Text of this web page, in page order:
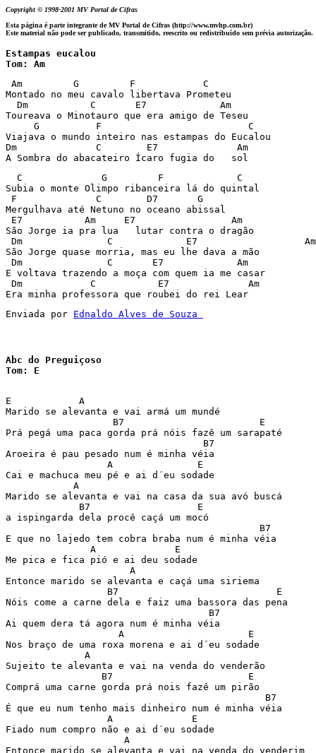
Copyright © 1998-2001 MV Portal de Cifras
Esta página é parte integrante de MV Portal de Cifras (http://www.mvhp.com.br)
Este material não pode ser publicado, transmitido, reescrito ou redistribuído sem prévia autorização.
Estampas eucalou
Tom: Am
Am         G         F            C
Montado no meu cavalo libertava Prometeu
  Dm           C       E7             Am
Toureava o Minotauro que era amigo de Teseu
     G          F                          C
Viajava o mundo inteiro nas estampas do Eucalou
Dm              C        E7              Am
A Sombra do abacateiro Ícaro fugia do   sol
  C              G         F             C
Subia o monte Olimpo ribanceira lá do quintal
F              C        D7       G
Mergulhava até Netuno no oceano abissal
E7           Am     E7                 Am
São Jorge ia pra lua   lutar contra o dragão
Dm               C             E7
São Jorge quase morria, mas eu lhe dava a mão
Dm               C       E7             Am
E voltava trazendo a moça com quem ia me casar
Dm            C           E7              Am
Era minha professora que roubei do rei Lear
Enviada por Ednaldo Alves de Souza
Abc do Preguiçoso
Tom: E
E            A
Marido se alevanta e vai armá um mundé
                   B7                        E
Prá pegá uma paca gorda prá nóis fazê um sarapaté
                                   B7
Aroeira é pau pesado num é minha véia
                  A               E
Cai e machuca meu pé e ai d´eu sodade
            A
Marido se alevanta e vai na casa da sua avó buscá
             B7                   E
a ispingarda dela procê caçá um mocó
                                             B7
E que no lajedo tem cobra braba num é minha véia
               A              E
Me pica e fica pió e ai deu sodade
                      A
Entonce marido se alevanta e caçá uma siriema
                  B7                            E
Nóis come a carne dela e faiz uma bassora das pena
                                    B7
Ai quem dera tá agora num é minha véia
                    A                      E
Nos braço de uma roxa morena e ai d´eu sodade
              A
Sujeito te alevanta e vai na venda do venderão
                 B7                        E
Comprá uma carne gorda prá nois fazê um pirão
                                              B7
É que eu num tenho mais dinheiro num é minha véia
                  A              E
Fiado num compro não e ai d´eu sodade
                     A
Entonce marido se alevanta e vai na venda do venderim